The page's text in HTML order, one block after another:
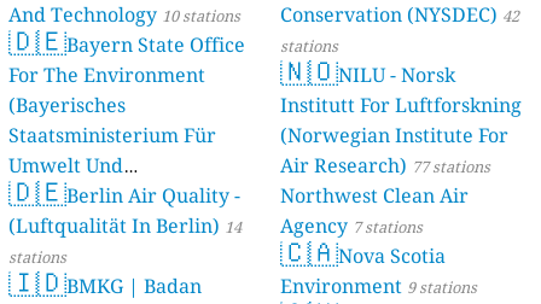
And Technology 10 stations
🇩🇪Bayern State Office
For The Environment
(Bayerisches
Staatsministerium Für
Umwelt Und
Verbraucherschutz) - LfU
46 stations
🇩🇪Berlin Air Quality -
(Luftqualität In Berlin) 14
stations
🇮🇩BMKG | Badan
Conservation (NYSDEC) 42
stations
🇳🇴NILU - Norsk
Institutt For Luftforskning
(Norwegian Institute For
Air Research) 77 stations
Northwest Clean Air
Agency 7 stations
🇨🇦Nova Scotia
Environment 9 stations